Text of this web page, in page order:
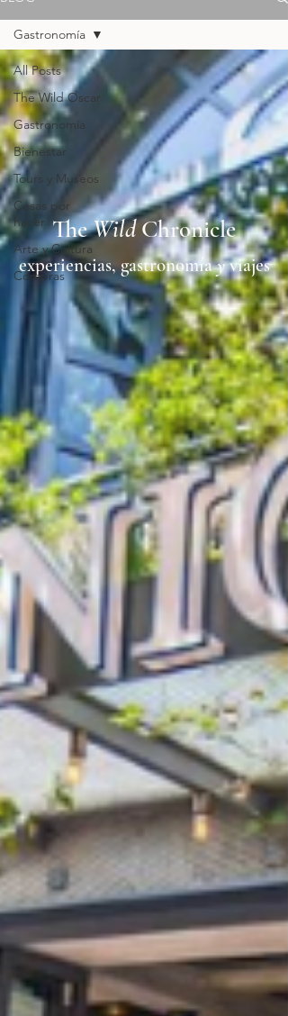
All Posts
The Wild Oscar
Gastronomía
Bienestar
Tours y Museos
Cosas por
hacer
Arte y Cultura
Compras
Gastronomía
TheWildChronicle
experiencias, gastronomíayviajes